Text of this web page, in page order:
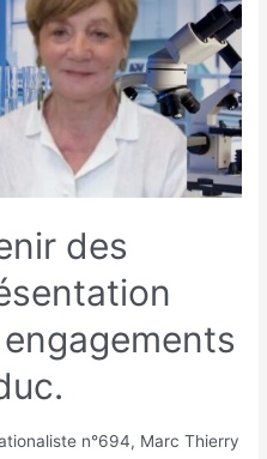
des
n°694, Marc Thierry